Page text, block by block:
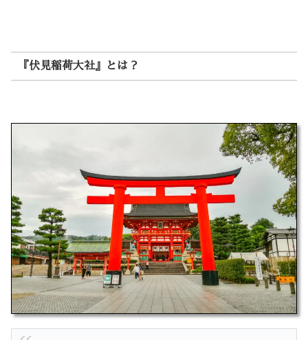
『伏見稲荷大社』とは？